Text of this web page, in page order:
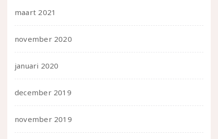
maart 2021
november 2020
januari 2020
december 2019
november 2019